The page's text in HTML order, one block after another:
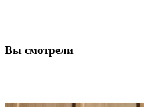
Вы смотрели